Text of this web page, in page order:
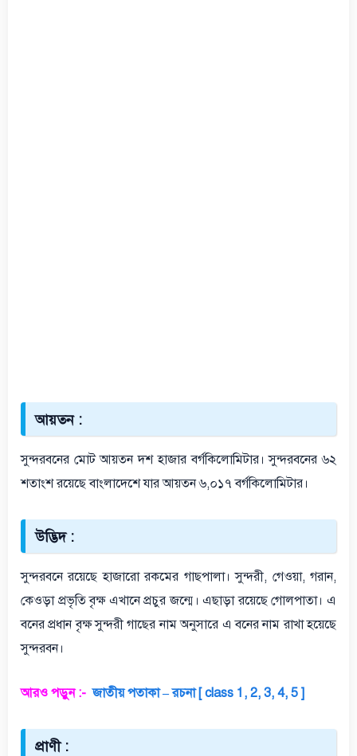
আয়তন :
সুন্দরবনের মোট আয়তন দশ হাজার বর্গকিলোমিটার। সুন্দরবনের ৬২
শতাংশ রয়েছে বাংলাদেশে যার আয়তন ৬,০১৭ বর্গকিলোমিটার।
উদ্ভিদ :
সুন্দরবনে রয়েছে হাজারো রকমের গাছপালা। সুন্দরী, গেওয়া, গরান,
কেওড়া প্রভৃতি বৃক্ষ এখানে প্রচুর জন্মে। এছাড়া রয়েছে গোলপাতা। এ
বনের প্রধান বৃক্ষ সুন্দরী গাছের নাম অনুসারে এ বনের নাম রাখা হয়েছে
সুন্দরবন।
আরও পড়ুন :- জাতীয় পতাকা – রচনা [ class 1, 2, 3, 4, 5 ]
প্রাণী :